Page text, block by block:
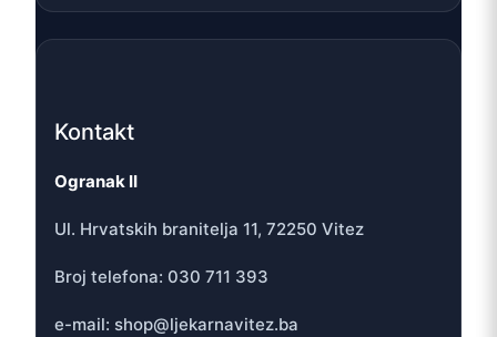
Kontakt
Ogranak II
Ul. Hrvatskih branitelja 11, 72250 Vitez
Broj telefona: 030 711 393
e-mail: shop@ljekarnavitez.ba